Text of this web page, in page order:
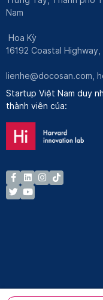
Nam
Hoa Kỳ
16192 Coastal
lienhe@docosan.com,
Startup Việt Nam duy
thành viên của: